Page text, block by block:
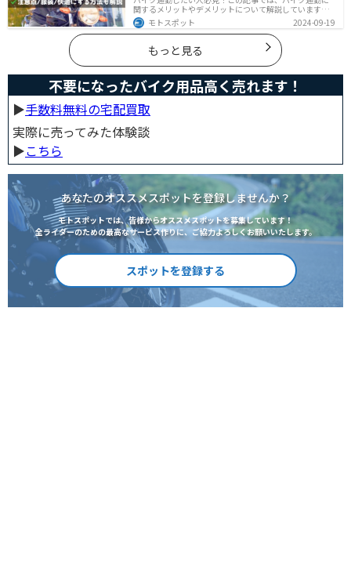
関するメリットやデメリットについて解説しています。
実は通勤時間を短縮できるメリットがありますが、会社
によっては許可されない場合もあるので、事前に確認が
必要です。この記事を読めばバイク通勤の始め方がわか
ります。
モトスポット 2024-09-19
もっと見る
不要になったバイク用品高く売れます！
▶︎手数料無料の宅配買取
実際に売ってみた体験談
▶︎こちら
あなたのオススメスポットを登録しませんか？
モトスポットでは、皆様からオススメスポットを募集しています！
全ライダーのための最高なサービス作りに、ご協力よろしくお願いいたします。
スポットを登録する